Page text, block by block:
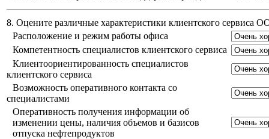
8. Оцените различные характеристики клиентского сервиса
Расположение и режим работы офиса
Компетентность специалистов клиентского сервиса
Клиентоориентированность специалистов
клиентского сервиса
Возможность оперативного контакта со
специалистами
Оперативность получения информации об
изменении цены, наличия объемов и базисов
отпуска нефтепродуктов